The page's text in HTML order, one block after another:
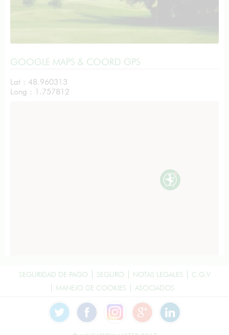
GOOGLE MAPS & COORD GPS
Lat : 48.960313
Long : 1.757812
SEGURIDAD DE PAGO SEGURO NOTAS LEGALES
C.G.V
MANEJO DE COOKIES
ASOCIADOS